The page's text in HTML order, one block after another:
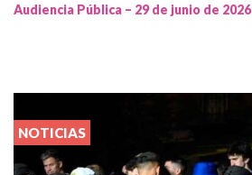
Audiencia Pública – 29 de junio de 2026
NOTICIAS